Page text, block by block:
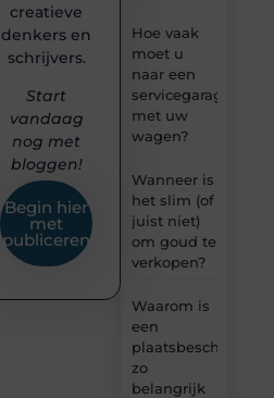
Hoe vaak
moet u
naar een
servicegarage
met uw
wagen?
Wanneer is
het slim (of
juist niet)
om goud te
verkopen?
Waarom is
een
plaatsbeschrijving
zo
belangrijk
creatieve
denkers en
schrijvers.
Start
vandaag
nog met
bloggen!
Begin hier
met
publiceren